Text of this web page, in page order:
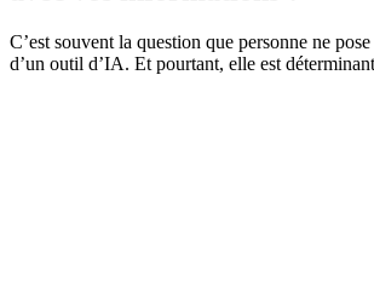
C’est souvent la question que personne ne
d’un outil d’IA. Et pourtant, elle est